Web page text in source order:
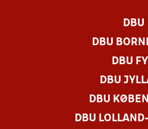
DBU
DBU
DBU
DBU
DBU
DBU